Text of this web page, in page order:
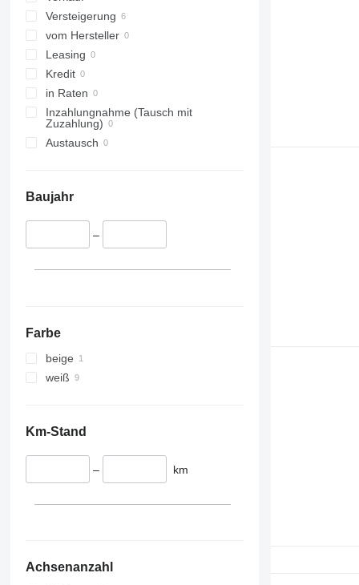
Otta
Olden
Østfold
Versteigerung
vom Hersteller
Leasing
Kredit
in Raten
Inzahlungnahme (Tausch mit
Zuzahlung)
Austausch
Baujahr
–
Farbe
beige
weiß
Km-Stand
– km
Achsenanzahl